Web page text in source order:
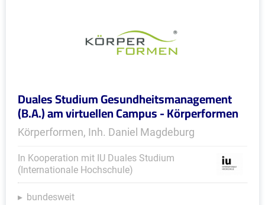
Duales Studium Gesundheitsmanagement
(B.A.) am virtuellen Campus - Körperformen
Körperformen, Inh. Daniel Magdeburg
In Kooperation mit IU Duales Studium
(Internationale Hochschule)
bundesweit